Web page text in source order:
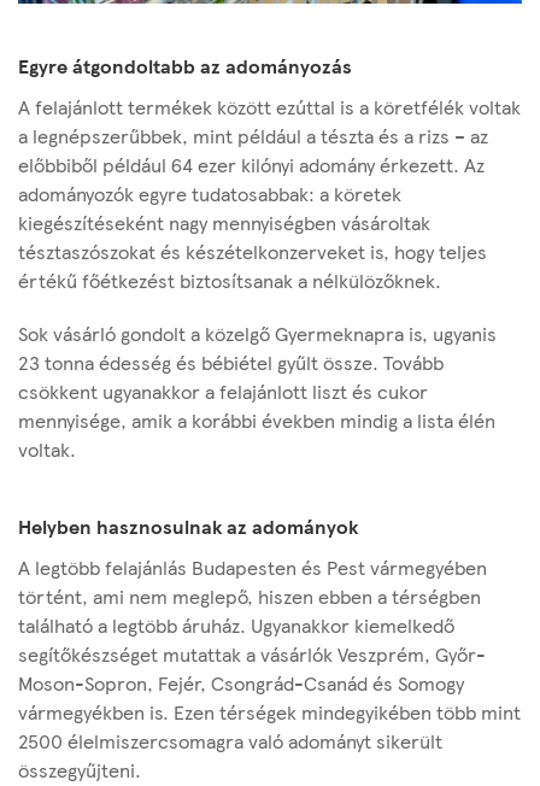
Egyre átgondoltabb az adományozás
A felajánlott termékek között ezúttal is a köretfélék voltak
a legnépszerűbbek, mint például a tészta és a rizs – az
előbbiből például 64 ezer kilónyi adomány érkezett. Az
adományozók egyre tudatosabbak: a köretek
kiegészítéseként nagy mennyiségben vásároltak
tésztaszószokat és készételkonzerveket is, hogy teljes
értékű főétkezést biztosítsanak a nélkülözőknek.
Sok vásárló gondolt a közelgő Gyermeknapra is, ugyanis
23 tonna édesség és bébiétel gyűlt össze. Tovább
csökkent ugyanakkor a felajánlott liszt és cukor
mennyisége, amik a korábbi években mindig a lista élén
voltak.
Helyben hasznosulnak az adományok
A legtöbb felajánlás Budapesten és Pest vármegyében
történt, ami nem meglepő, hiszen ebben a térségben
található a legtöbb áruház. Ugyanakkor kiemelkedő
segítőkészséget mutattak a vásárlók Veszprém, Győr-
Moson-Sopron, Fejér, Csongrád-Csanád és Somogy
vármegyékben is. Ezen térségek mindegyikében több mint
2500 élelmiszercsomagra való adományt sikerült
összegyűjteni.